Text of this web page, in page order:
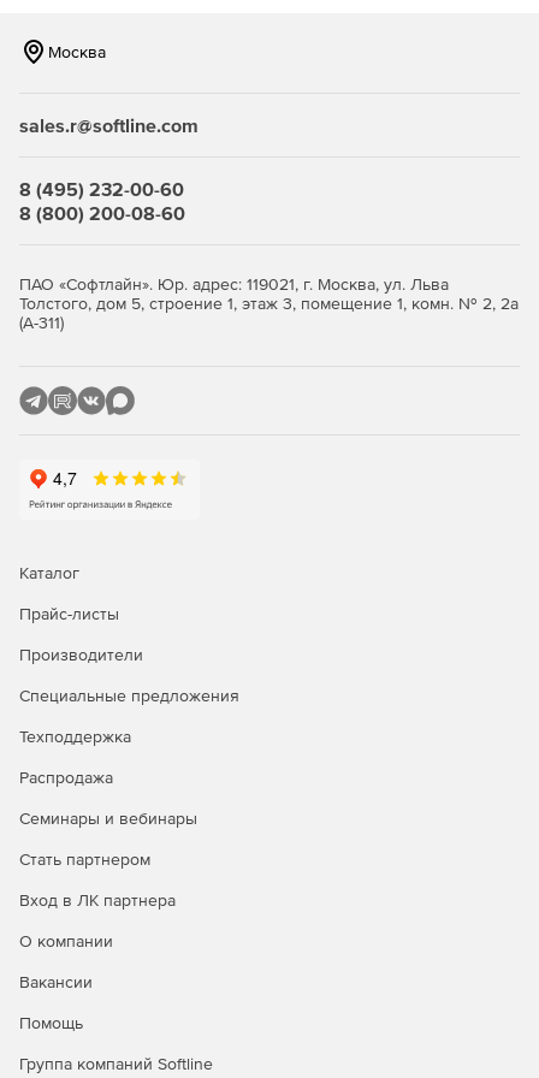
Москва
sales.r@softline.com
8 (495) 232-00-60
8 (800) 200-08-60
ПАО «Софтлайн». Юр. адрес: 119021, г. Москва, ул. Льва
Толстого, дом 5, строение 1, этаж 3, помещение 1, комн. № 2, 2а
(А-311)
Каталог
Прайс-листы
Производители
Специальные предложения
Техподдержка
Распродажа
Семинары и вебинары
Стать партнером
Вход в ЛК партнера
О компании
Вакансии
Помощь
Группа компаний Softline